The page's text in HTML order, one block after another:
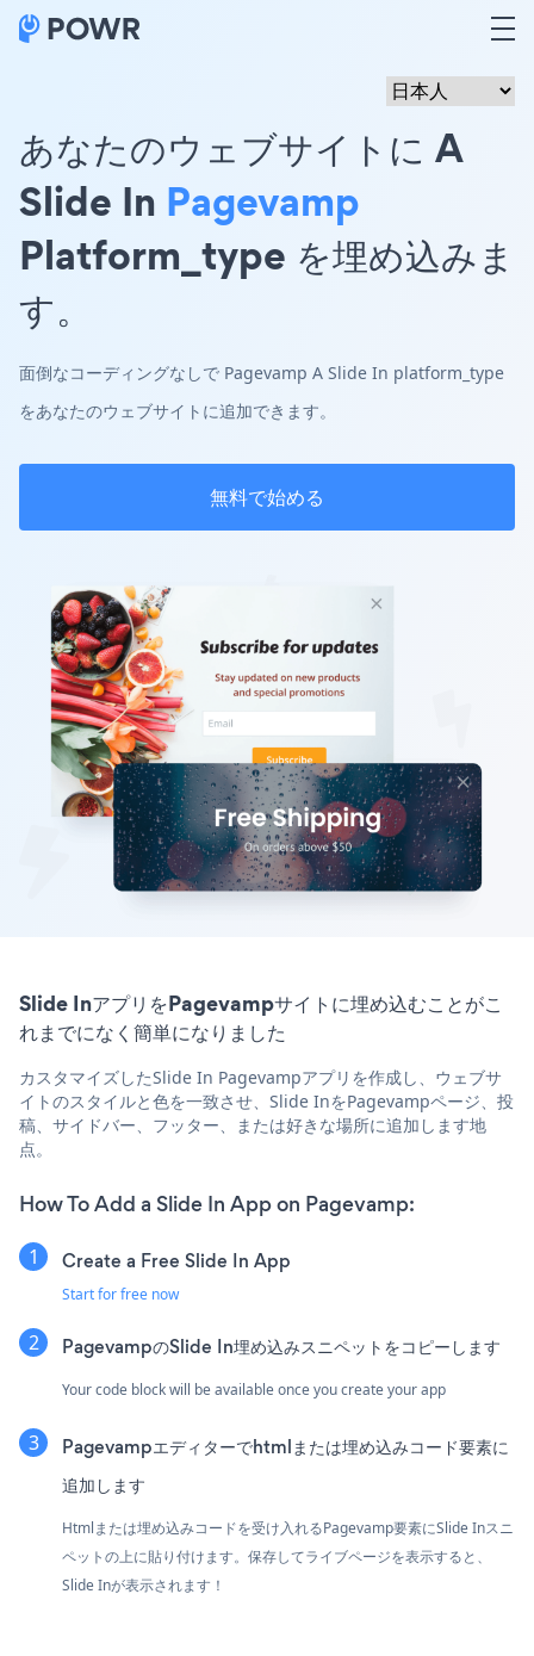
あなたのウェブサイトに A
Slide In Pagevamp
Platform_type を埋め込みま
す。
面倒なコーディングなしで Pagevamp A Slide In platform_type
をあなたのウェブサイトに追加できます。
無料で始める
Slide InアプリをPagevampサイトに埋め込むことがこ
れまでになく簡単になりました
カスタマイズしたSlide In Pagevampアプリを作成し、ウェブサ
イトのスタイルと色を一致させ、Slide InをPagevampページ、投
稿、サイドバー、フッター、または好きな場所に追加します地
点。
How To Add a Slide In App on Pagevamp:
Create a Free Slide In App
Start for free now
PagevampのSlide In埋め込みスニペットをコピーします
Your code block will be available once you create your app
Pagevampエディターでhtmlまたは埋め込みコード要素に
追加します
Htmlまたは埋め込みコードを受け入れるPagevamp要素にSlide Inスニ
ペットの上に貼り付けます。保存してライブページを表示すると、
Slide Inが表示されます！